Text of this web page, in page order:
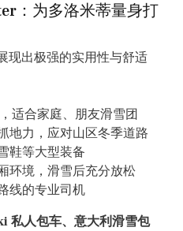
：为多洛米蒂量身打
现出极强的实用性与舒适
适合家庭、朋友滑雪团
地力，应对山区冬季道路
鞋等大型装备
环境，滑雪后充分放松
线的专业司机
私人包车、意大利滑雪包